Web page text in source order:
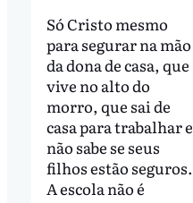
Só Cristo mesmo
para segurar na mão
da dona de casa, que
vive no alto do
morro, que sai de
casa para trabalhar e
não sabe se seus
filhos estão seguros.
A escola não é